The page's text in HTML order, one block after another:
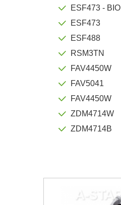
ESF473 - BIO
ESF473
ESF488
RSM3TN
FAV4450W
FAV5041
FAV4450W
ZDM4714W
ZDM4714B